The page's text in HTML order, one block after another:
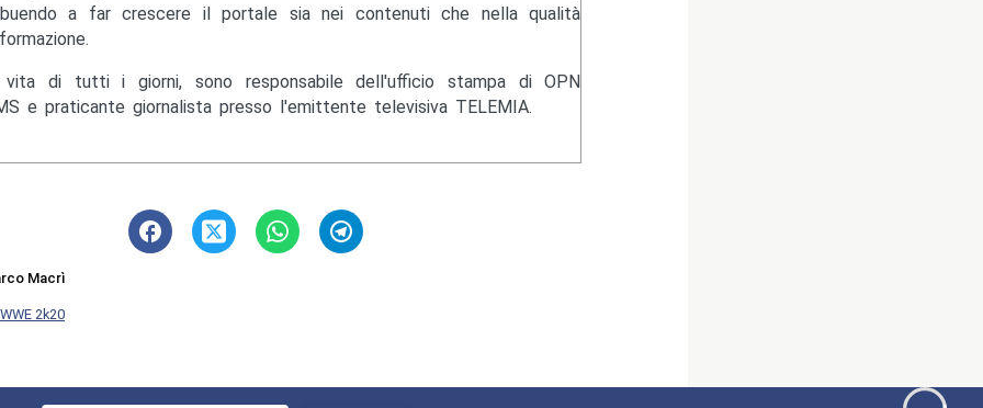
a far crescere il portale sia nei contenuti che nella qualità
vita di tutti i giorni, sono responsabile dell'ufficio stampa di OPN
e praticante giornalista presso l'emittente televisiva TELEMIA.
Macrì
WWE 2k20